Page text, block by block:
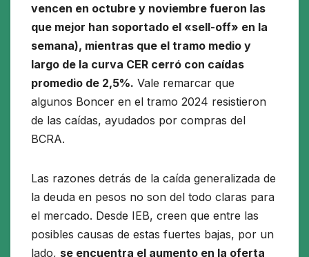
vencen en octubre y noviembre fueron las
que mejor han soportado el «sell-off» en la
semana), mientras que el tramo medio y
largo de la curva CER cerró con caídas
promedio de 2,5%. Vale remarcar que
algunos Boncer en el tramo 2024 resistieron
de las caídas, ayudados por compras del
BCRA.
Las razones detrás de la caída generalizada de
la deuda en pesos no son del todo claras para
el mercado. Desde IEB, creen que entre las
posibles causas de estas fuertes bajas, por un
lado, se encuentra el aumento en la oferta